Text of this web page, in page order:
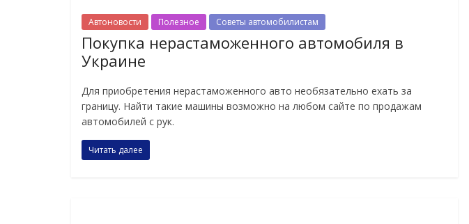
Автоновости Полезное Советы автомобилистам
Покупка нерастаможенного автомобиля в
Украине
Для приобретения нерастаможенного авто необязательно ехать за
границу. Найти такие машины возможно на любом сайте по продажам
автомобилей с рук.
Читать далее